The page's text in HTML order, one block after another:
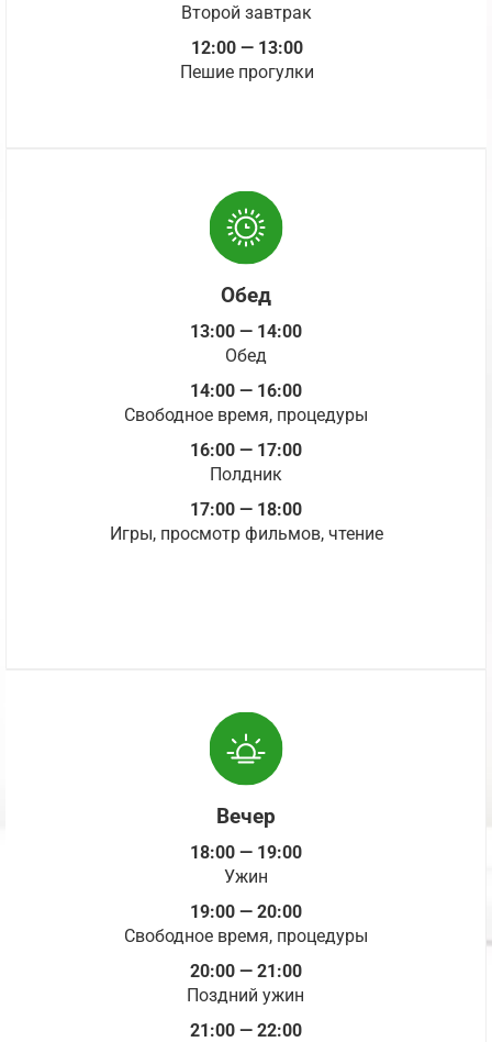
Второй завтрак
12:00 — 13:00
Пешие прогулки
Обед
13:00 — 14:00
Обед
14:00 — 16:00
Свободное время, процедуры
16:00 — 17:00
Полдник
17:00 — 18:00
Игры, просмотр фильмов, чтение
Вечер
18:00 — 19:00
Ужин
19:00 — 20:00
Свободное время, процедуры
20:00 — 21:00
Поздний ужин
21:00 — 22:00